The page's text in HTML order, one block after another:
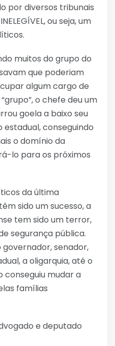
por diversos tribunais
ou seja, um
muitos do grupo do
que poderiam
algum cargo de
o chefe deu um
goela a baixo seu
conseguindo
o domínio da
lo para os próximos
da última
sido um sucesso, a
tem sido um terror,
segurança pública.
senador,
a oligarquia, até o
mudar a
famílias
e deputado